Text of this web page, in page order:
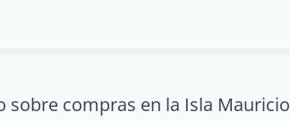
sobre compras en la Isla Mauricio